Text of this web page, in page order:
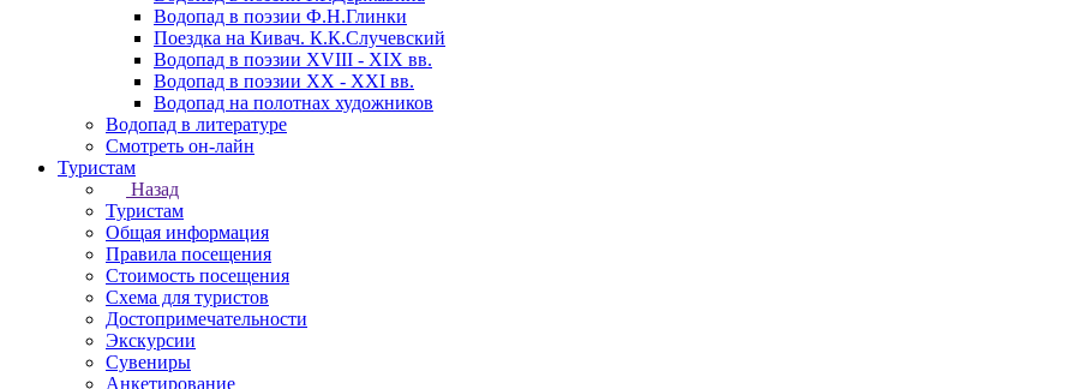
Водопад в поэзии Ф.Н.Глинки
Поездка на Кивач. К.К.Случевский
Водопад в поэзии XVIII - XIX вв.
Водопад в поэзии XX - XXI вв.
Водопад на полотнах художников
Водопад в литературе
Смотреть он-лайн
Туристам
Назад
Туристам
Общая информация
Правила посещения
Стоимость посещения
Схема для туристов
Достопримечательности
Экскурсии
Сувениры
Анкетирование